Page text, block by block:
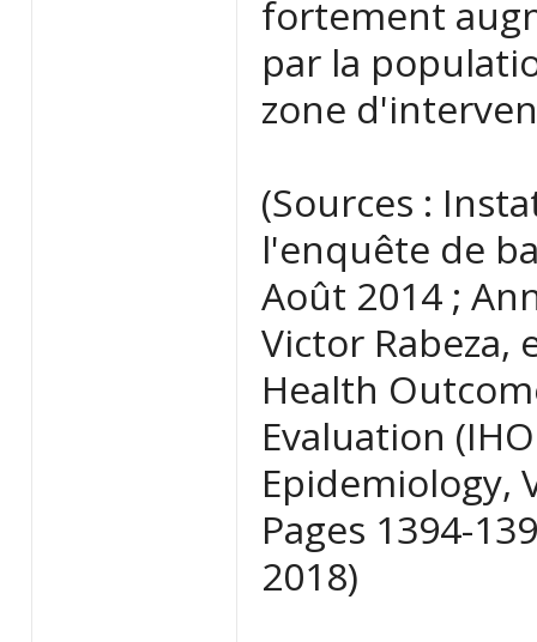
fortement
par la
zone
(Sources :
l'enquête de
Août 2014 ;
Victor Rabeza,
Health
Evaluation
Epidemiology,
Pages 1394-
2018)